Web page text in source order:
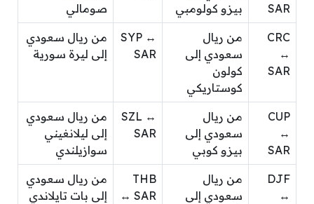
SAR
بيزو كولومبي
صومالي
CRC
↔
SAR
من ريال
سعودي إلى
كولون
كوستاريكي
SYP ↔
SAR
من ريال سعودي
إلى ليرة سورية
CUP
↔
SAR
من ريال
سعودي إلى
بيزو كوبي
SZL ↔
SAR
من ريال سعودي
إلى ليلانغيني
سوازيلندي
DJF
↔
من ريال
سعودي إلى
THB
↔ SAR
من ريال سعودي
إلى بات تايلاندي